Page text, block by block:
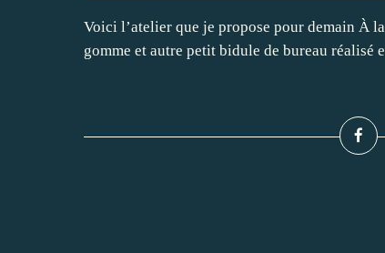
Voici l’atelier que je propose pour demain À
gomme et autre petit bidule de bureau réalisé